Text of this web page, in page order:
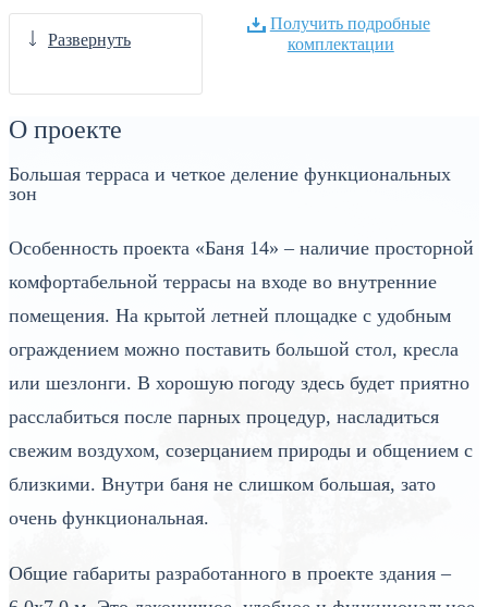
Развернуть
Получить подробные
комплектации
О проекте
Большая терраса и четкое деление функциональных
зон
Особенность проекта «Баня 14» – наличие просторной
комфортабельной террасы на входе во внутренние
помещения. На крытой летней площадке с удобным
ограждением можно поставить большой стол, кресла
или шезлонги. В хорошую погоду здесь будет приятно
расслабиться после парных процедур, насладиться
свежим воздухом, созерцанием природы и общением с
близкими. Внутри баня не слишком большая, зато
очень функциональная.
Общие габариты разработанного в проекте здания –